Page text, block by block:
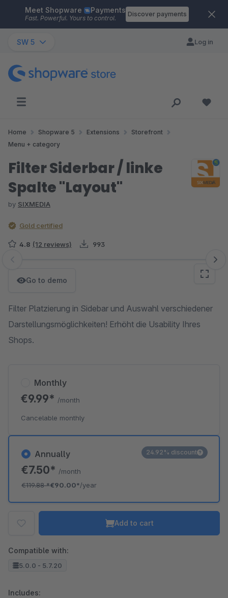
Skip to main content
Meet Shopware Payments
Fast. Powerful. Yours to control.
Discover payments
SW 5 Log in
Home Shopware 5 Extensions
Storefront
Menu + category
Filter Siderbar / linke
Spalte "Layout"
by SIXMEDIA
Gold certified
4.8 (12 reviews) 993
Skip image gallery
Go to demo
Filter Platzierung in Sidebar und Auswahl verschiedener
Darstellungsmöglichkeiten! Erhöht die Usability Ihres
Shops.
Annually
€7.50* /month
€119.88*€90.00*/year
24.92% discount
Monthly
€9.99* /month
Cancelable monthly
Add to cart
Compatible with:
5.0.0 - 5.7.20
Includes: